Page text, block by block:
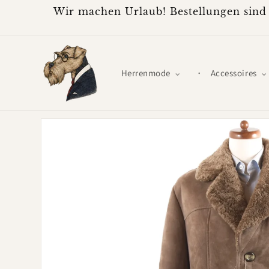
Wir machen Urlaub! Bestellungen
Herrenmode Accessoires
Zu